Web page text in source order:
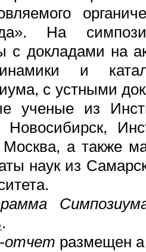
На
с докладами на
и
с устными
ученые из
а также
наук из
.
отчет размещен